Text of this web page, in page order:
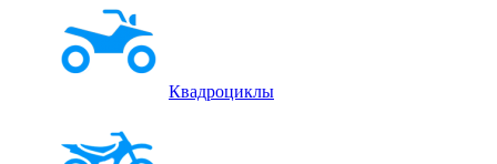
Квадроциклы